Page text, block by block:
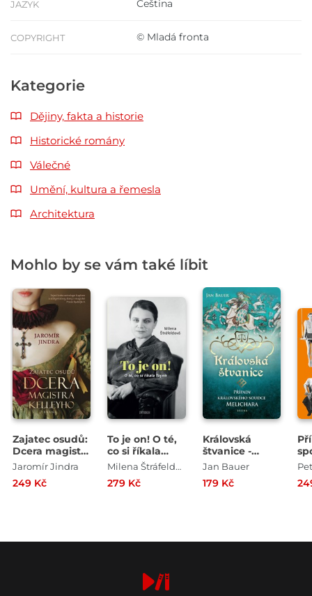
JAZYK Čeština
COPYRIGHT © Mladá fronta
Kategorie
Dějiny, fakta a historie
Historické romány
Válečné
Umění, kultura a řemesla
Architektura
Mohlo by se vám také líbit
Zajatec osudů:
Dcera magistra
Kelleyho
Jaromír Jindra
249 Kč
To je on! O té,
co si říkala
Toyen
Milena Štráfeldová
279 Kč
Královská
štvanice -
Případy
soudce
Jan Bauer
179 Kč